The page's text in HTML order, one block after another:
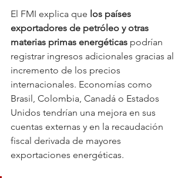
El FMI explica que los países
exportadores de petróleo y otras
materias primas energéticas podrían
registrar ingresos adicionales gracias al
incremento de los precios
internacionales. Economías como
Brasil, Colombia, Canadá o Estados
Unidos tendrían una mejora en sus
cuentas externas y en la recaudación
fiscal derivada de mayores
exportaciones energéticas.